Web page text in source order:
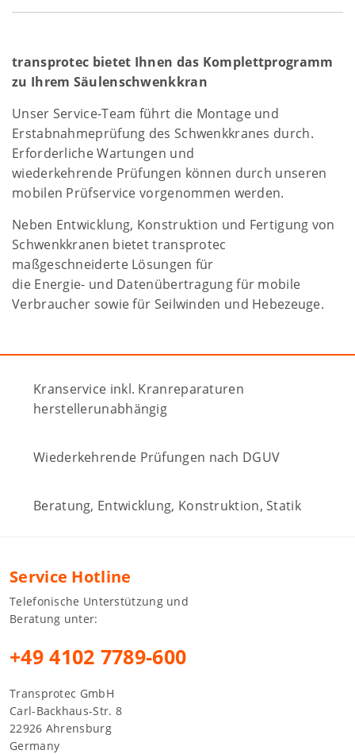
transprotec bietet Ihnen das Komplettprogramm
zu Ihrem Säulenschwenkkran
Unser Service-Team führt die Montage und
Erstabnahmeprüfung des Schwenkkranes durch.
Erforderliche Wartungen und
wiederkehrende Prüfungen können durch unseren
mobilen Prüfservice vorgenommen werden.
Neben Entwicklung, Konstruktion und Fertigung von
Schwenkkranen bietet transprotec
maßgeschneiderte Lösungen für
die Energie- und Datenübertragung für mobile
Verbraucher sowie für Seilwinden und Hebezeuge.
Kranservice inkl. Kranreparaturen
herstellerunabhängig
Wiederkehrende Prüfungen nach DGUV
Beratung, Entwicklung, Konstruktion, Statik
Service Hotline
Telefonische Unterstützung und
Beratung unter:
+49 4102 7789-600
Transprotec GmbH
Carl-Backhaus-Str. 8
22926 Ahrensburg
Germany